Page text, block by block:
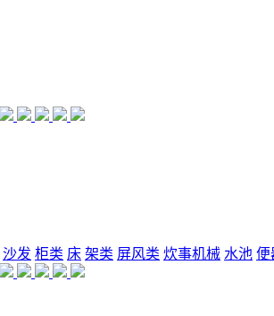
沙发 柜类 床 架类 屏风类 炊事机械 水池 便